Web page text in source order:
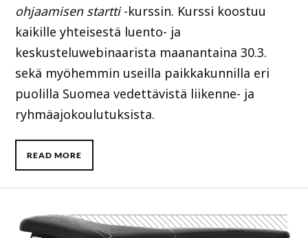
ohjaamisen startti-kurssin. Kurssi koostuu
kaikille yhteisestä luento- ja
keskusteluwebinaarista maanantaina 30.3.
sekä myöhemmin useilla paikkakunnilla eri
puolilla Suomea vedettävistä liikenne- ja
ryhmäajokoulutuksista.
READ MORE